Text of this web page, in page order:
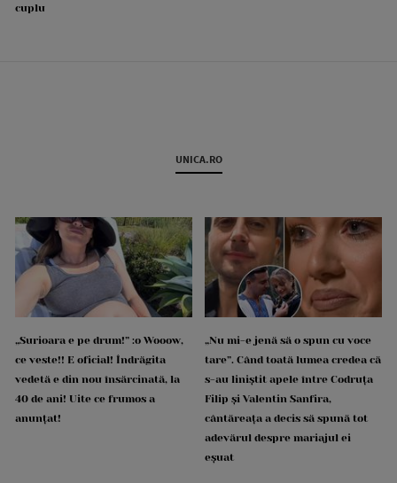
cuplu
UNICA.RO
„Surioara e pe drum!” :o Wooow,
ce veste!! E oficial! Îndrăgita
vedetă e din nou însărcinată, la
40 de ani! Uite ce frumos a
anunțat!
„Nu mi-e jenă să o spun cu voce
tare”. Când toată lumea credea că
s-au liniștit apele între Codruța
Filip și Valentin Sanfira,
cântăreața a decis să spună tot
adevărul despre mariajul ei
eșuat